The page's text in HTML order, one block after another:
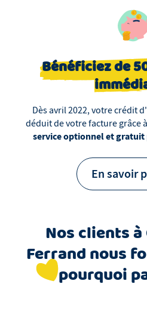
Bénéficiez de
Dès avril 2022, votre crédit
déduit de votre facture grâce
service optionnel et
En savoir
Nos clientsà
Ferrandnous
pourquoi